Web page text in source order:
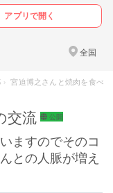
アプリで開く
全国
宮迫博之さんと焼肉を食べ
交流 公開
ますのでそのコ
との人脈が増え